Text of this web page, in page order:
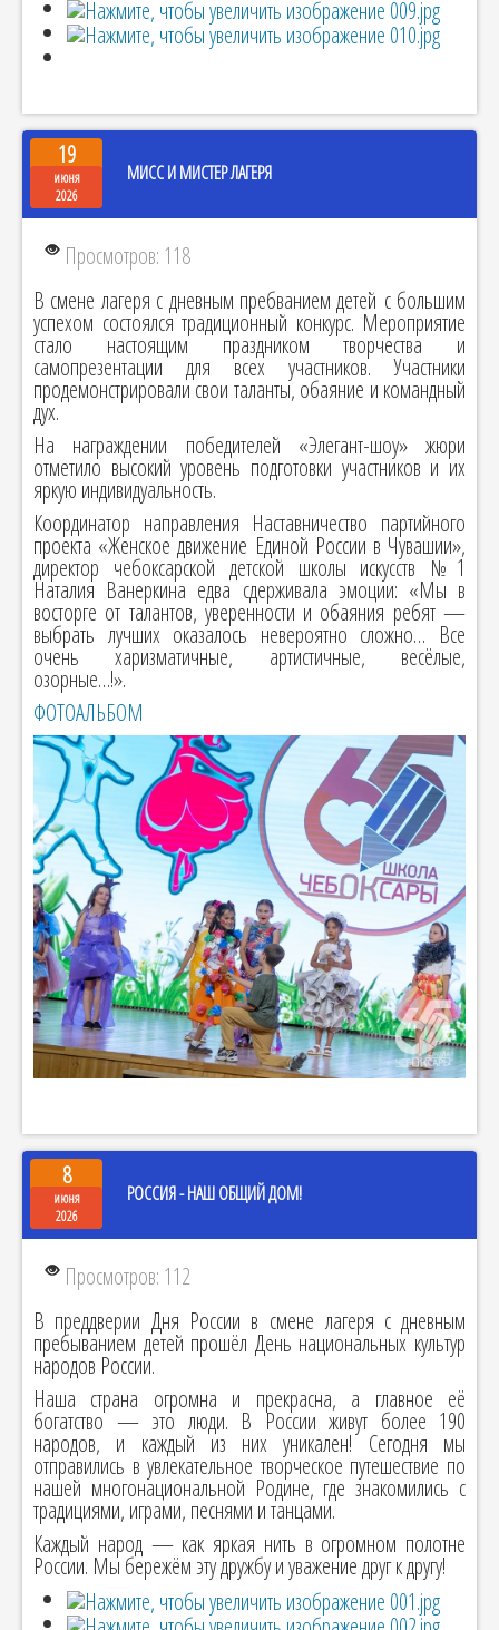
19
июня
2026
МИСС И МИСТЕР ЛАГЕРЯ
Просмотров: 118
В смене лагеря с дневным пребванием детей с большим
успехом состоялся традиционный конкурс. Мероприятие
стало настоящим праздником творчества и
самопрезентации для всех участников. Участники
продемонстрировали свои таланты, обаяние и командный
дух.
На награждении победителей «Элегант-шоу» жюри
отметило высокий уровень подготовки участников и их
яркую индивидуальность.
Координатор направления Наставничество партийного
проекта «Женское движение Единой России в Чувашии»,
директор чебоксарской детской школы искусств №1
Наталия Ванеркина едва сдерживала эмоции: «Мы в
восторге от талантов, уверенности и обаяния ребят —
выбрать лучших оказалось невероятно сложно… Все
очень харизматичные, артистичные, весёлые,
озорные…!».
ФОТОАЛЬБОМ
8
июня
2026
РОССИЯ - НАШ ОБЩИЙ ДОМ!
Просмотров: 112
В преддверии Дня России в смене лагеря с дневным
пребыванием детей прошёл День национальных культур
народов России.
Наша страна огромна и прекрасна, а главное её
богатство — это люди. В России живут более 190
народов, и каждый из них уникален! Сегодня мы
отправились в увлекательное творческое путешествие по
нашей многонациональной Родине, где знакомились с
традициями, играми, песнями и танцами.
Каждый народ — как яркая нить в огромном полотне
России. Мы бережём эту дружбу и уважение друг к другу!